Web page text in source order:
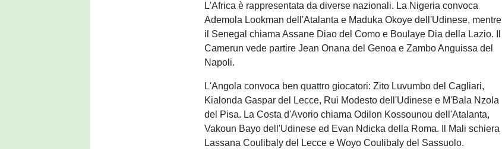
L'Africa è rappresentata da diverse nazionali. La Nigeria convoca
Ademola Lookman dell'Atalanta e Maduka Okoye dell'Udinese, mentre
il Senegal chiama Assane Diao del Como e Boulaye Dia della Lazio. Il
Camerun vede partire Jean Onana del Genoa e Zambo Anguissa del
Napoli.
L'Angola convoca ben quattro giocatori: Zito Luvumbo del Cagliari,
Kialonda Gaspar del Lecce, Rui Modesto dell'Udinese e M'Bala Nzola
del Pisa. La Costa d'Avorio chiama Odilon Kossounou dell'Atalanta,
Vakoun Bayo dell'Udinese ed Evan Ndicka della Roma. Il Mali schiera
Lassana Coulibaly del Lecce e Woyo Coulibaly del Sassuolo.